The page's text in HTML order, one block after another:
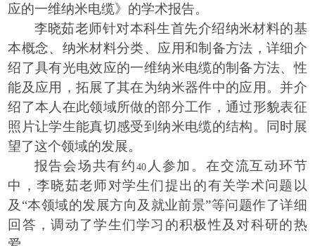
应的一维纳米电缆》的学术报告。
李晓茹老师针对本科生首先介绍纳米材料的基
本概念、纳米材料分类、应用和制备方法，详细介
绍了具有光电效应的一维纳米电缆的制备方法、性
能及应用，拓展了其在为纳米器件中的应用。并介
绍了本人在此领域所做的部分工作，通过形貌表征
照片让学生能真切感受到纳米电缆的结构。同时展
望了这个领域的发展。
报告会场共有约40 人参加。在交流互动环节
中，李晓茹老师对学生们提出的有关学术问题以
及“本领域的发展方向及就业前景”等问题作了详细
回答，调动了学生们学习的积极性及对科研的热